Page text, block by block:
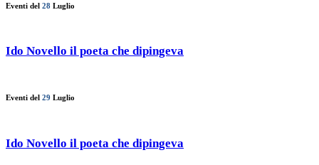
Eventi del 28 Luglio
Ido Novello il poeta che dipingeva
Eventi del 29 Luglio
Ido Novello il poeta che dipingeva